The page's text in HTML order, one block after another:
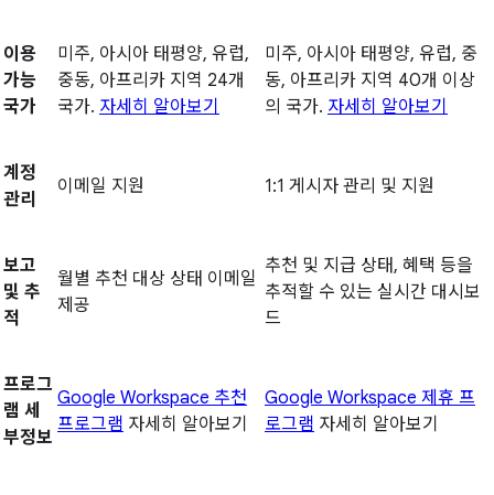
이용
가능
국가
미주, 아시아 태평양, 유럽,
중동, 아프리카 지역 24개
국가. 자세히 알아보기
미주, 아시아 태평양, 유럽, 중
동, 아프리카 지역 40개 이상
의 국가. 자세히 알아보기
계정
관리
이메일 지원 1:1 게시자 관리 및 지원
보고
및 추
적
월별 추천 대상 상태 이메일
제공
추천 및 지급 상태, 혜택 등을
추적할 수 있는 실시간 대시보
드
프로그
램 세
부정보
Google Workspace 추천
프로그램 자세히 알아보기
Google Workspace 제휴 프
로그램 자세히 알아보기